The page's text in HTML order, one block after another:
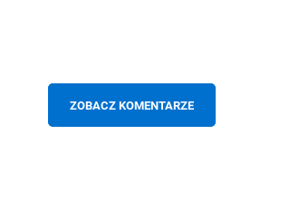
ZOBACZ KOMENTARZE